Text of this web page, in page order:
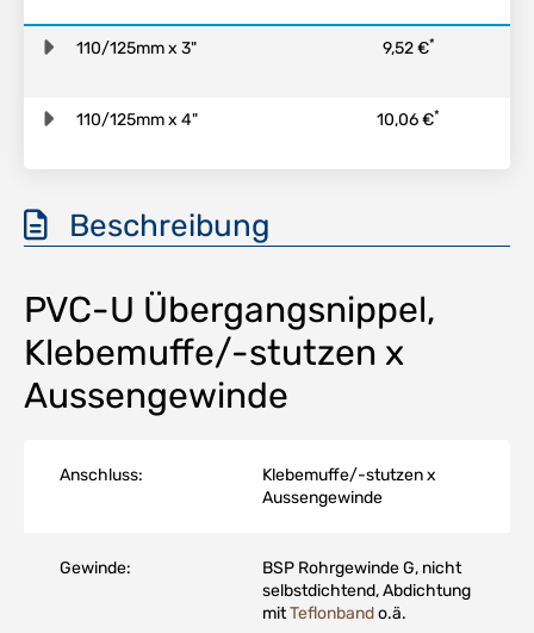
110/125mm x 3" 9,52 €*
110/125mm x 4" 10,06 €*
Beschreibung
PVC-U Übergangsnippel,
Klebemuffe/-stutzen x
Aussengewinde
Anschluss:
Klebemuffe/-stutzen x
Aussengewinde
Gewinde:
BSP Rohrgewinde G, nicht
selbstdichtend, Abdichtung
mitTeflonbando.ä.